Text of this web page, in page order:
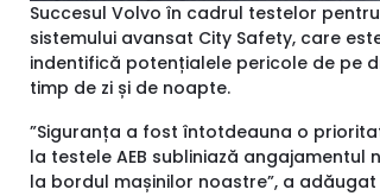
Succesul Volvo în cadrul testelor
sistemului avansat City Safety, care
indentifică potențialele pericole de pe
timp de zi și de noapte.
”Siguranța a fost întotdeauna o
la testele AEB subliniază
la bordul mașinilor noastre”, a adăugat